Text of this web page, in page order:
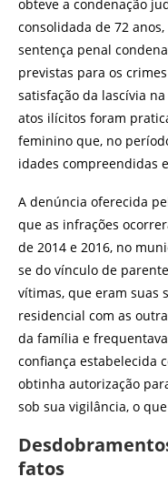
obteve a condenação
consolidada de 72
sentença penal
previstas para os
satisfação da lascívia
atos ilícitos foram
feminino que, no
idades compreendidas
A denúncia oferecida
que as infrações
de 2014 e 2016, no
se do vínculo de
vítimas, que eram suas
residencial com as
da família e
confiança estabelecida
obtinha autorização
sob sua vigilância, o
fatos